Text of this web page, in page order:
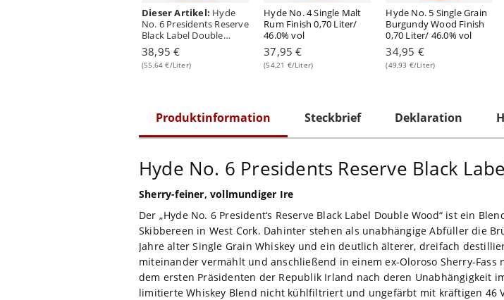
Dieser Artikel: Hyde
No. 6 Presidents Reserve
Black Label Double
Wood 0,70 Liter/ 46.0%
vol
38,95 €
(55,64 €/Liter)
Hyde No. 4 Single Malt
Rum Finish 0,70 Liter/
46.0% vol
37,95 €
(54,21 €/Liter)
Hyde No. 5 Single Grain
Burgundy Wood Finish
0,70 Liter/ 46.0% vol
34,95 €
(49,93 €/Liter)
Produktinformation Steckbrief Deklaration
Hyde No. 6 Presidents Reserve Black
Sherry-feiner, vollmundiger Ire
Der „Hyde No. 6 President‘s Reserve Black Label Double Wood“ ist ein
Skibbereen in West Cork. Dahinter stehen als unabhängige Abfüller die
Jahre alter Single Grain Whiskey und ein deutlich älterer, dreifach
miteinander vermählt und anschließend in einem ex-Oloroso Sherry-
dem ersten Präsidenten der Republik Irland nach deren Unabhängigkeit
limitierte Whiskey Blend nicht kühlfiltriert und ungefärbt mit kräftigen 46